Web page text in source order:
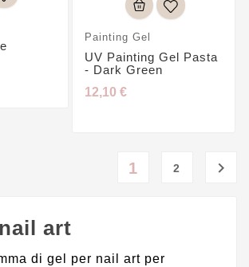
Painting Gel
UV Painting Gel Pasta
- Dark Green
12,10 €
1 2 
art
di gel per nail art per